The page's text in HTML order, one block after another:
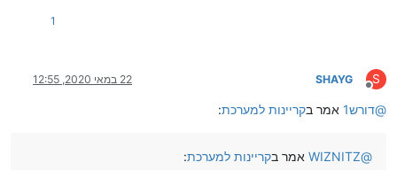
1
S
מנותק
SHAYG 22 במאי 2020, 12:55
@דורש1 אמר בקריינות למערכת:
@
WIZNITZ אמר בקריינות למערכת: